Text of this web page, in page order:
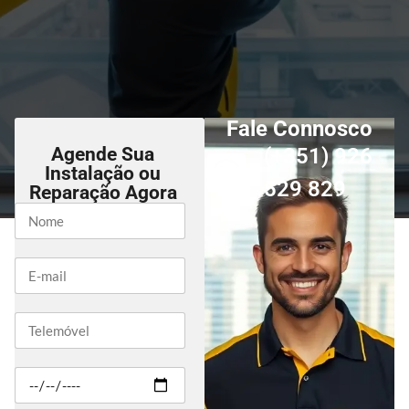
Agende Sua
Instalação ou
Reparação Agora
Fale Connosco
(+351) 926
529 829